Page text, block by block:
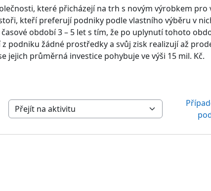
které přicházejí na trh s novým výrobkem
kteří preferují podniky podle vlastního výběru v
období 3 – 5 let s tím, že po uplynutí tohoto
podniku žádné prostředky a svůj zisk realizují až
jejich průměrná investice pohybuje ve výši 15 mil. Kč.
Přejít na aktivitu